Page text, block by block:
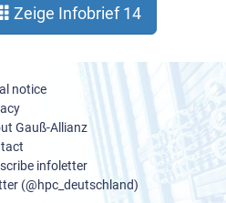
Zeige Infobrief 14
notice
Gauß-Allianz
infoletter
(@hpc_deutschland)